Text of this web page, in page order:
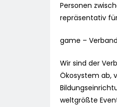
Personen
repräsentativ
game –
Wir sind der
Ökosystem ab,
weltgrößte